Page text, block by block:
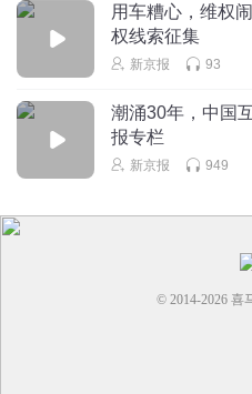
用车糟心，维权
权线索征集
新京报 93
潮涌30年，中国
报专栏
新京报 949
© 2014-2026 喜